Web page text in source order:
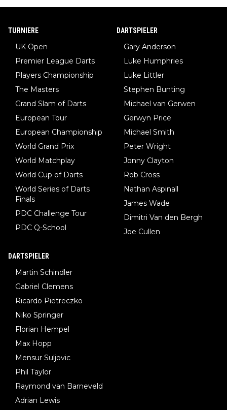
TURNIERE
UK Open
Premier League Darts
Players Championship
The Masters
Grand Slam of Darts
European Tour
European Championship
World Grand Prix
World Matchplay
World Cup of Darts
World Series of Darts
Finals
PDC Challenge Tour
PDC Q-School
DARTSPIELER
Gary Anderson
Luke Humphries
Luke Littler
Stephen Bunting
Michael van Gerwen
Gerwyn Price
Michael Smith
Peter Wright
Jonny Clayton
Rob Cross
Nathan Aspinall
James Wade
Dimitri Van den Bergh
Joe Cullen
DARTSPIELER
Martin Schindler
Gabriel Clemens
Ricardo Pietreczko
Niko Springer
Florian Hempel
Max Hopp
Mensur Suljovic
Phil Taylor
Raymond van Barneveld
Adrian Lewis